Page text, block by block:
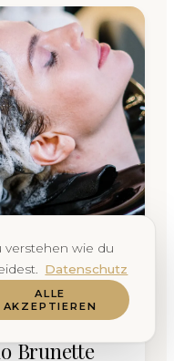
Brunette
verstehen wie du
Datenschutz
ALLE
AKZEPTIEREN